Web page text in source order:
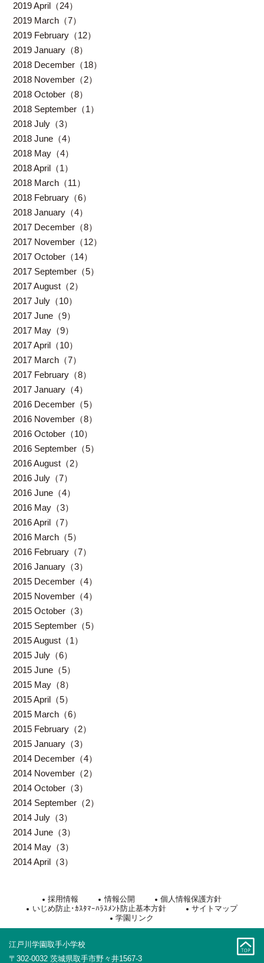
2019 April（24）
2019 March（7）
2019 February（12）
2019 January（8）
2018 December（18）
2018 November（2）
2018 October（8）
2018 September（1）
2018 July（3）
2018 June（4）
2018 May（4）
2018 April（1）
2018 March（11）
2018 February（6）
2018 January（4）
2017 December（8）
2017 November（12）
2017 October（14）
2017 September（5）
2017 August（2）
2017 July（10）
2017 June（9）
2017 May（9）
2017 April（10）
2017 March（7）
2017 February（8）
2017 January（4）
2016 December（5）
2016 November（8）
2016 October（10）
2016 September（5）
2016 August（2）
2016 July（7）
2016 June（4）
2016 May（3）
2016 April（7）
2016 March（5）
2016 February（7）
2016 January（3）
2015 December（4）
2015 November（4）
2015 October（3）
2015 September（5）
2015 August（1）
2015 July（6）
2015 June（5）
2015 May（8）
2015 April（5）
2015 March（6）
2015 February（2）
2015 January（3）
2014 December（4）
2014 November（2）
2014 October（3）
2014 September（2）
2014 July（3）
2014 June（3）
2014 May（3）
2014 April（3）
江戸川学園取手小学校
〒302-0032 茨城県取手市野々井1567-3
採用情報 情報公開
個人情報保護方針
いじめ防止･ｶｽﾀﾏｰﾊﾗｽﾒﾝﾄ防止基本方針
サイトマップ
学園リンク